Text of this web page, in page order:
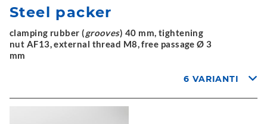
Steel packer
clamping rubber (grooves) 40 mm, tightening
nut AF13, external thread M8, free passage Ø 3
mm
6 VARIANTI